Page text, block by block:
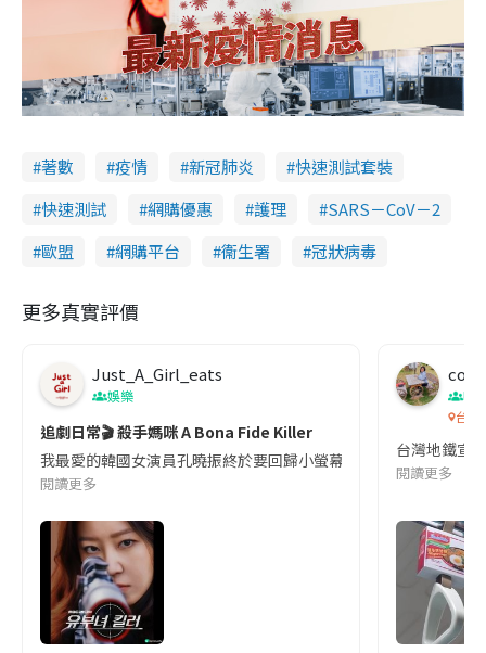
著數 疫情 新冠肺炎
快速測試套裝
快速測試
網購優惠 護理
SARS－CoV－2
歐盟
網購平台 衞生署 冠狀病毒
更多真實評價
Just_A_Girl_eats
娛樂
追劇日常🎬 殺手媽咪 A Bona Fide Killer
我最愛的韓國女演員孔曉振終於要回歸小螢幕啦!這次的劇本改編
閱讀更多
co
吹
台灣
台灣地鐵宣
閱讀更多